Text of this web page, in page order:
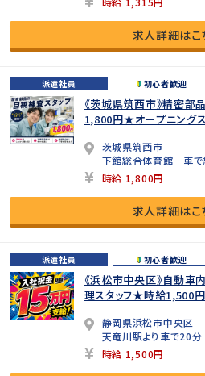
求人詳細はこ
派遣社員 初心者歓迎
《茨城県筑西市》精密
1,800円★オープニング
茨城県筑西市
下館総合体育館 車で
時給 1,800円
求人詳細はこ
派遣社員 初心者歓迎
《浜松市中央区》自動車
理スタッフ★時給1,500
静岡県浜松市中央区
天竜川駅より車で20分
時給 1,500円